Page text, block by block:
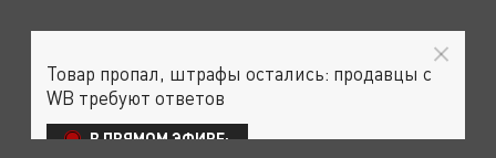
Товар пропал, штрафы остались: продавцы с
WB требуют ответов
В ПРЯМОМ ЭФИРЕ: